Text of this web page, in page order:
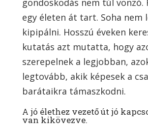
gondoskodás nem túl vonzó.
egy életen át tart. Soha nem
kipipálni. Hosszú éveken
kutatás azt mutatta, hogy
szerepelnek a legjobban,
legtovább, akik képesek a
barátaikra támaszkodni.
A jó élethez vezető út jó
van kikövezve.